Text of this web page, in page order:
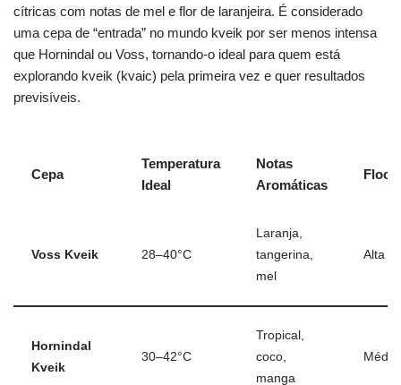
cítricas com notas de mel e flor de laranjeira. É considerado
uma cepa de “entrada” no mundo kveik por ser menos intensa
que Hornindal ou Voss, tornando-o ideal para quem está
explorando kveik (kvaic) pela primeira vez e quer resultados
previsíveis.
Cepa
Temperatura
Ideal
Notas
Aromáticas
Voss Kveik 28–40°C
Laranja,
tangerina,
mel
Alta
Hornindal
Kveik
30–42°C
Tropical,
coco,
manga